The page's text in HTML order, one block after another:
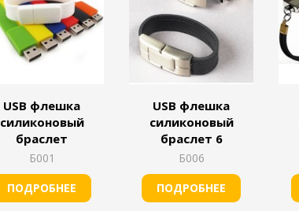
USB флешка
силиконовый
браслет
Б001
ПОДРОБНЕЕ
USB флешка
силиконовый
браслет 6
Б006
ПОДРОБНЕЕ